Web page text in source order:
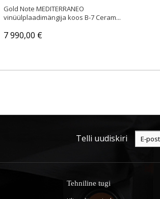
Gold Note MEDITERRANEO
vinüülplaadimängija koos B-7 Ceram...
7 990,00 €
Telli uudiskiri
Tehniline tugi